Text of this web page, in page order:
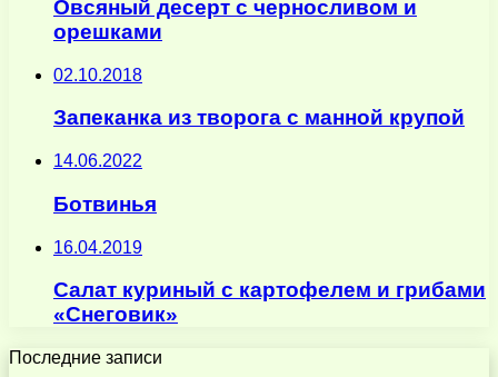
Овсяный десерт с черносливом и
орешками
02.10.2018
Запеканка из творога с манной крупой
14.06.2022
Ботвинья
16.04.2019
Салат куриный с картофелем и грибами
«Снеговик»
Последние записи